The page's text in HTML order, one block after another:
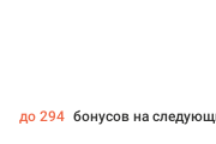
до 294 бонусов на